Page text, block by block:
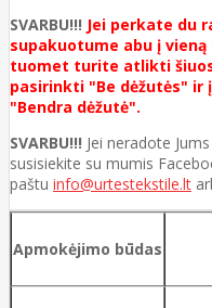
SVARBU!!! Jei perkate du
supakuotume abu į
tuomet turite atlikti
pasirinkti "Be dėžutės" ir
"Bendra dėžutė".
SVARBU!!! Jei neradote
susisiekite su mumis
paštu info@urtestekstile.lt
Apmokėjimo būdas